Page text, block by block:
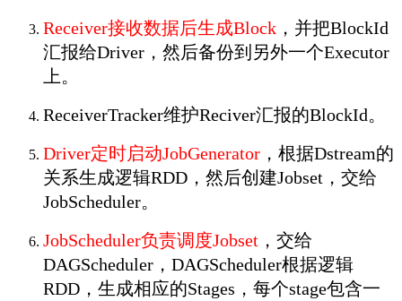
Receiver接收数据后生成Block ，并把BlockId
汇报给Driver，然后备份到另外一个Executor
上。
ReceiverTracker维护Reciver汇报的BlockId。
Driver定时启动JobGenerator ，根据Dstream的
关系生成逻辑RDD，然后创建Jobset，交给
JobScheduler。
JobScheduler负责调度Jobset ，交给
DAGScheduler，DAGScheduler根据逻辑
RDD，生成相应的Stages，每个stage包含一